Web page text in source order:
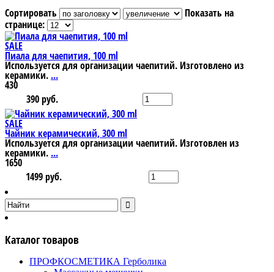
Сортировать
Показать на
странице:
SALE
Пиала для чаепития, 100 ml
Используется для организации чаепитий. Изготовлено из
керамики. ...
430
390 руб.
SALE
Чайник керамический, 300 ml
Используется для организации чаепитий. Изготовлен из
керамики. ...
1650
1499 руб.
Каталог товаров
ПРОФКОСМЕТИКА Герболика